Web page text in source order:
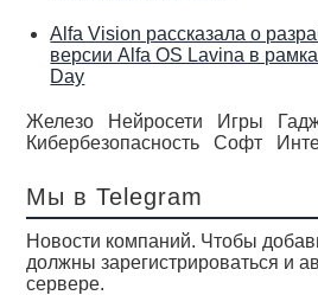
Alfa Vision рассказала о
версии Alfa OS Lavina в
Day
Железо Нейросети Игры
Кибербезопасность
Софт
Мы в Telegram
Новости компаний. Чтобы
должны зарегистрироваться и
сервере.